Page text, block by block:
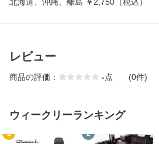
レビュー
商品の評価： -点 (0件)
ウィークリーランキング
1 2